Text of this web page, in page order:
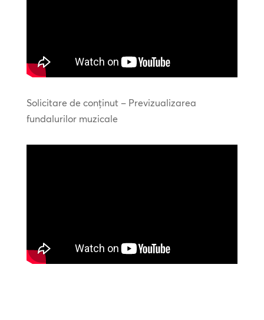
Solicitare de conținut – Previzualizarea
fundalurilor muzicale